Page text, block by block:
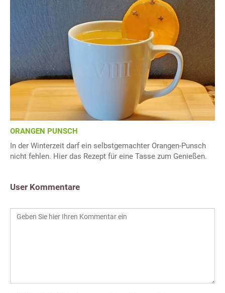
ORANGEN PUNSCH
In der Winterzeit darf ein selbstgemachter Orangen-Punsch
nicht fehlen. Hier das Rezept für eine Tasse zum Genießen.
User Kommentare